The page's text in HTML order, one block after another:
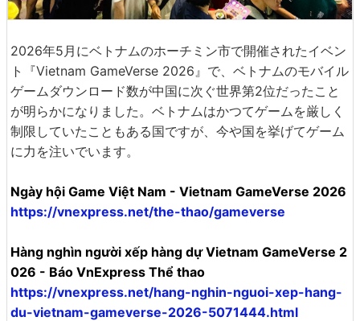
2026年5月にベトナムのホーチミン市で開催されたイベン
ト『Vietnam GameVerse 2026』で、ベトナムのモバイル
ゲームダウンロード数が中国に次ぐ世界第2位だったこと
が明らかになりました。ベトナムはかつてゲームを厳しく
制限していたこともある国ですが、今や国を挙げてゲーム
に力を注いでいます。
Ngày hội Game Việt Nam - Vietnam GameVerse 2026
https://vnexpress.net/the-thao/gameverse
Hàng nghìn người xếp hàng dự Vietnam GameVerse 2
026 - Báo VnExpress Thể thao
https://vnexpress.net/hang-nghin-nguoi-xep-hang-
du-vietnam-gameverse-2026-5071444.html